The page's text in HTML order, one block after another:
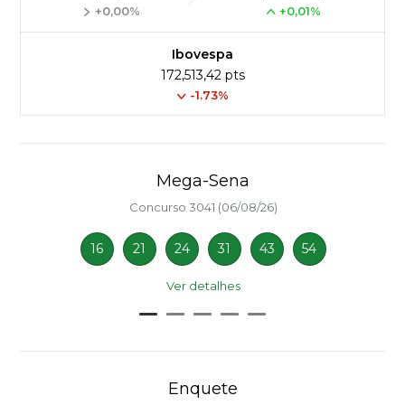
+0,00% +0,01%
Ibovespa
172,513,42 pts
-1.73%
Mega-Sena
Concurso 3041 (06/08/26)
16 21 24 31 43 54
Ver detalhes
Enquete